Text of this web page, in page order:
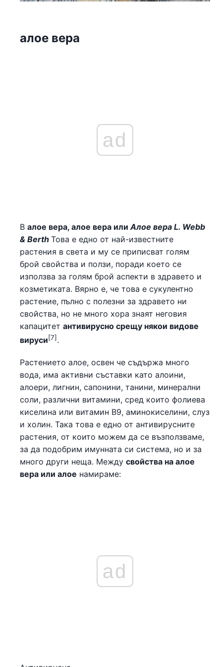
алое вера
ad
В алое вера, алое вера или Алое вера L. Webb
& Berth Това е едно от най-известните
растения в света и му се приписват голям
брой свойства и ползи, поради което се
използва за голям брой аспекти в здравето и
козметиката. Вярно е, че това е сукулентно
растение, пълно с полезни за здравето ни
свойства, но не много хора знаят неговия
капацитет антивирусно срещу някои видове
вируси[7] .
Растението алое, освен че съдържа много
вода, има активни съставки като алоини,
алоери, лигнин, сапонини, танини, минерални
соли, различни витамини, сред които фолиева
киселина или витамин В9, аминокиселини, слуз
и холин. Така това е едно от антивирусните
растения, от които можем да се възползваме,
за да подобрим имунната си система, но и за
много други неща. Между свойства на алое
вера или алое намираме:
ad